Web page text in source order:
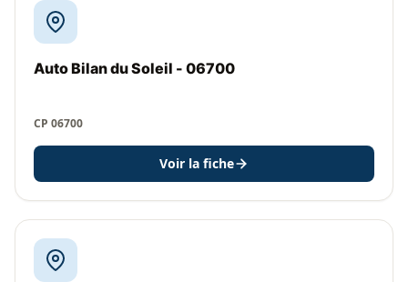
Auto Bilan du Soleil - 06700
CP 06700
Voir la fiche